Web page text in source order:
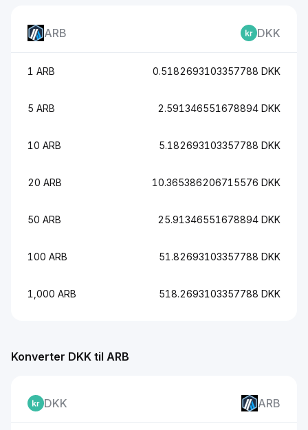
ARB DKK
1 ARB 0.5182693103357788 DKK
5 ARB 2.591346551678894 DKK
10 ARB 5.182693103357788 DKK
20 ARB 10.365386206715576 DKK
50 ARB 25.91346551678894 DKK
100 ARB 51.82693103357788 DKK
1,000 ARB 518.2693103357788 DKK
Konverter DKK til ARB
DKK ARB